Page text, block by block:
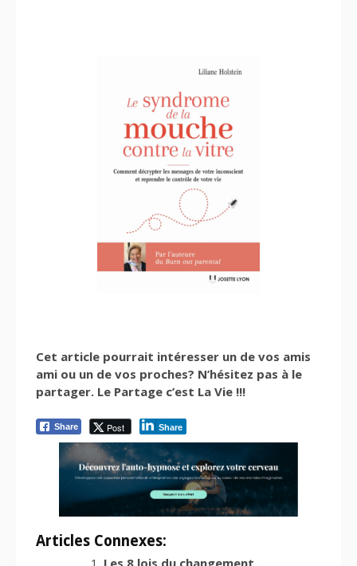
Cet article pourrait intéresser un de vos amis
ami ou un de vos proches? N’hésitez pas à le
partager. Le Partage c’est La Vie !!!
Share Post Share
Articles Connexes: